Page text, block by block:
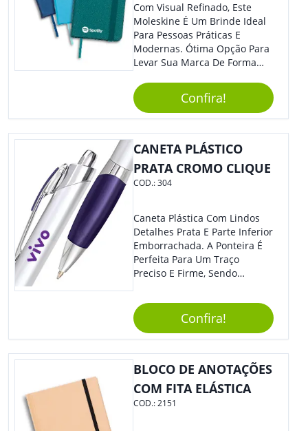
Com Visual Refinado, Este
Moleskine É Um Brinde Ideal
Para Pessoas Práticas E
Modernas. Ótima Opção Para
Levar Sua Marca De Forma
Sua Empresa Em Eventos,
Reuniões Corporativas Ou Até
Mesmo Para Presentear
Colaboradores E Parceiros De
Sua Empresa.
Confira!
CANETA PLÁSTICO
PRATA CROMO CLIQUE
COD.:304
Caneta Plástica Com Lindos
Detalhes Prata E Parte Inferior
Emborrachada. A Ponteira É
Perfeita Para Um Traço
Preciso E Firme, Sendo
Tradicional Porém Com
Design Minimalista Que Faz
Toda Diferença.
Confira!
BLOCO DE ANOTAÇÕES
COM FITA ELÁSTICA
COD.:2151